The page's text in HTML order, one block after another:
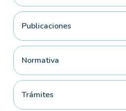
Publicaciones
Normativa
Trámites